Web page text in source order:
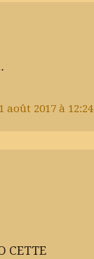
août 2017 à 12:24
CETTE